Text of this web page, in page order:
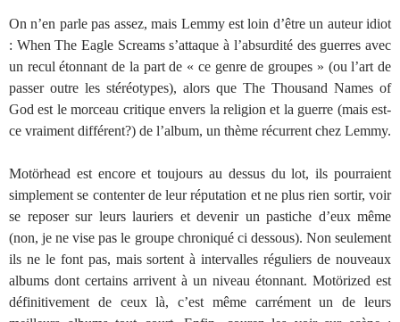
On n’en parle pas assez, mais Lemmy est loin d’être un auteur idiot
: When The Eagle Screams s’attaque à l’absurdité des guerres avec
un recul étonnant de la part de « ce genre de groupes » (ou l’art de
passer outre les stéréotypes), alors que The Thousand Names of
God est le morceau critique envers la religion et la guerre (mais est-
ce vraiment différent?) de l’album, un thème récurrent chez Lemmy.
Motörhead est encore et toujours au dessus du lot, ils pourraient
simplement se contenter de leur réputation et ne plus rien sortir, voir
se reposer sur leurs lauriers et devenir un pastiche d’eux même
(non, je ne vise pas le groupe chroniqué ci dessous). Non seulement
ils ne le font pas, mais sortent à intervalles réguliers de nouveaux
albums dont certains arrivent à un niveau étonnant. Motörized est
définitivement de ceux là, c’est même carrément un de leurs